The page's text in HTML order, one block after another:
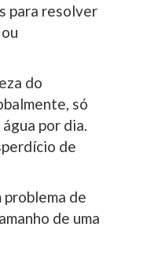
para resolver
do
só
por dia.
de
de
de uma